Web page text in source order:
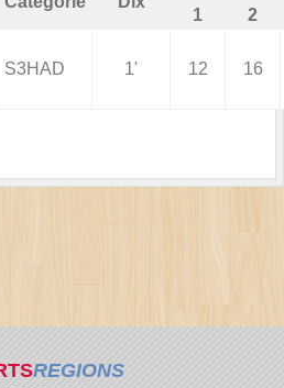
1
2
S3HAD 1' 12 16
REGIONS